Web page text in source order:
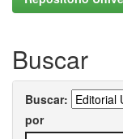
Buscar
Buscar:
por